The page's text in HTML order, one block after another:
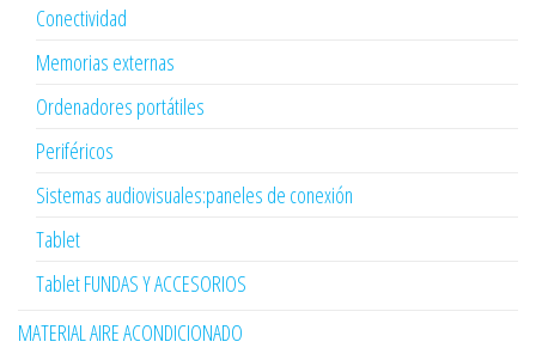
Conectividad
Memorias externas
Ordenadores portátiles
Periféricos
Sistemas audiovisuales:paneles de conexión
Tablet
Tablet FUNDAS Y ACCESORIOS
MATERIAL AIRE ACONDICIONADO